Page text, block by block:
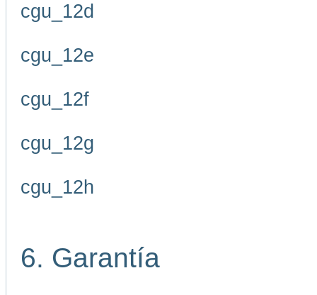
cgu_12d
cgu_12e
cgu_12f
cgu_12g
cgu_12h
6. Garantía